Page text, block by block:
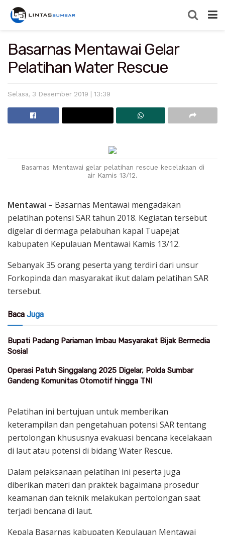
Basarnas Mentawai Gelar
Pelatihan Water Rescue
Selasa, 3 Desember 2019 | 13:39
Basarnas Mentawai gelar pelatihan rescue kecelakaan di
air Kamis 13/12.
Mentawai – Basarnas Mentawai mengadakan
pelatihan potensi SAR tahun 2018. Kegiatan tersebut
digelar di dermaga pelabuhan kapal Tuapejat
kabupaten Kepulauan Mentawai Kamis 13/12.
Sebanyak 35 orang peserta yang terdiri dari unsur
Forkopinda dan masyarakat ikut dalam pelatihan SAR
tersebut.
Baca Juga
Bupati Padang Pariaman Imbau Masyarakat Bijak Bermedia
Sosial
Operasi Patuh Singgalang 2025 Digelar, Polda Sumbar
Gandeng Komunitas Otomotif hingga TNI
Pelatihan ini bertujuan untuk memberikan
keterampilan dan pengetahuan potensi SAR tentang
pertolongan khususnya evakuasi bencana kecelakaan
di laut atau potensi di bidang Water Rescue.
Dalam pelaksanaan pelatihan ini peserta juga
diberikan materi dan praktek bagaimana prosedur
keamanan dan teknik melakukan pertolongan saat
terjadi bencana di laut.
Kepala Basarnas kabupaten Kepulauan Mentawai